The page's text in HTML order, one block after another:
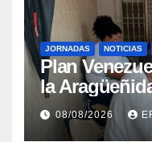
JORNADAS NOTICIAS
Plan
la
atención
Aragua
08/08/2026